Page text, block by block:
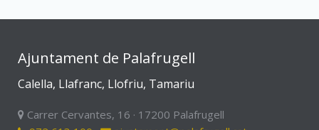
Ajuntament de Palafrugell
Calella, Llafranc, Llofriu, Tamariu
Carrer Cervantes, 16 · 17200 Palafrugell